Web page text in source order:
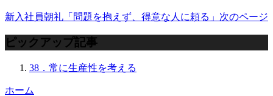
新入社員朝礼「問題を抱えず、得意な人に頼る」 次のページ
ピックアップ記事
38．常に生産性を考える
ホーム